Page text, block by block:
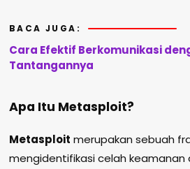
BACA JUGA:
Cara Efektif Berkomunikasi
Tantangannya
Apa Itu Metasploit?
Metasploit merupakan sebuah
mengidentifikasi celah